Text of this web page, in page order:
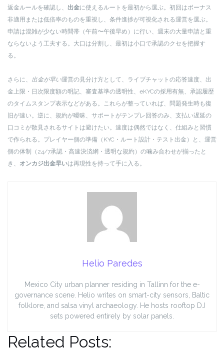
返金ルールを確認し、 出金に使えるルートを最初から選ぶ。初回はボーナス
非適用または低倍率のものを重視し、条件進捗が可視化される運営を選ぶ。
申請は混雑が少ない時間帯（午前〜午後早め）に行い、週末の大量申請と重
ならないよう工夫する。大口は分割し、最初は小口で承認のクセを把握す
る。
さらに、 出金が早い運営の見分け方として、ライブチャットの応答速度、出
金上限・日次限度額の明記、審査基準の透明性、eKYCの採用有無、承認履歴
のタイムスタンプ表示などがある。これらが整っていれば、問題発生時も復
旧が速い。逆に、規約が曖昧、サポートがテンプレ回答のみ、支払い遅延の
口コミが散見されるサイトは避けたい。速度は偶然ではなく、仕組みと習慣
で作られる。プレイヤー側の準備（KYC・ルート設計・テスト出金）と、運営
側の体制（24/7承認・高速決済網・透明な規約）の噛み合わせが揃ったと
き、 オンカジ出金早いは再現性を持って手に入る。
Helio Paredes
Mexico City urban planner residing in Tallinn for the e-
governance scene. Helio writes on smart-city sensors, Baltic
folklore, and salsa vinyl archaeology. He hosts rooftop DJ
sets powered entirely by solar panels.
Related Posts: